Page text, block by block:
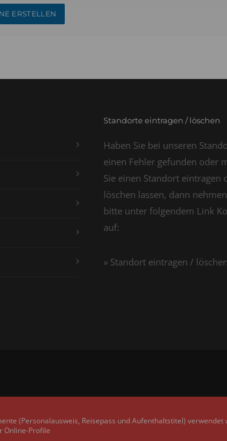
ERSTELLEN
Standorte eintragen / löschen
Haben Sie bei unseren
einen Fehler gefunden oder
Sie einen Standort eintragen
löschen lassen, dann
bitte unter folgendem Link
auf:
» Standort eintragen / löschen
(Personalausweis, Reisepass und Aufenthaltstitel)
Online-Profile